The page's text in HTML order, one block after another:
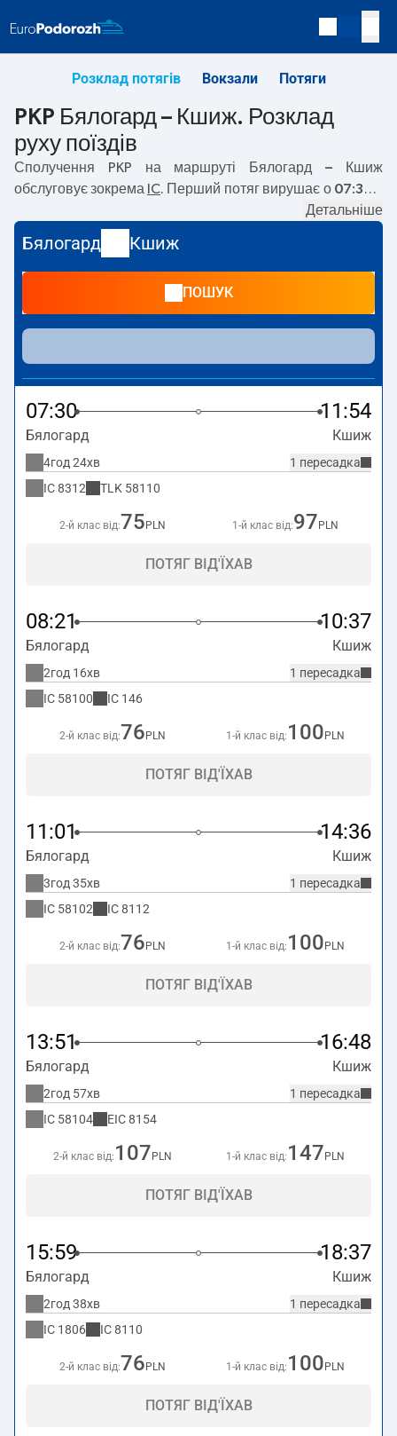
Розклад потягів Вокзали Потяги
PKP Бялогард – Кшиж. Розклад
руху поїздів
Сполучення PKP на маршруті
Бялогард – Кшиж
обслуговує зокрема IC . Перший потяг вирушає о 07:30з
вокзалу PKP Бялогард за адресоюMarcina
Borzymowskiego 3.
19:57. На маршрутіБялогард
потяги:EIC— пропонують нижчу ціну квитка і зазвичай
станції Кшиж за адресоюRejtana 2, 64-761, Krzyż
Wielkopolski
Детальніше
Бялогард Кшиж
ПОШУК
07:30 11:54
Бялогард Кшиж
1 пересадка
4год 24хв
IC8312 TLK 58110
2-й клас від:75 PLN 1-й клас від:97 PLN
ПОТЯГ ВІД'ЇХАВ
08:21 10:37
Бялогард Кшиж
1 пересадка
2год 16хв
IC 58100 IC 146
2-й клас від:76 PLN 1-й клас від: 100 PLN
ПОТЯГ ВІД'ЇХАВ
11:01 14:36
Бялогард Кшиж
1 пересадка
3год 35хв
IC 58102 IC8112
2-й клас від:76 PLN 1-й клас від: 100 PLN
ПОТЯГ ВІД'ЇХАВ
13:51 16:48
Бялогард Кшиж
1 пересадка
2год 57хв
IC 58104 EIC8154
2-й клас від: 107 PLN 1-й клас від: 147 PLN
ПОТЯГ ВІД'ЇХАВ
15:59 18:37
Бялогард Кшиж
1 пересадка
2год 38хв
IC 1806 IC8110
2-й клас від:76 PLN 1-й клас від: 100 PLN
ПОТЯГ ВІД'ЇХАВ